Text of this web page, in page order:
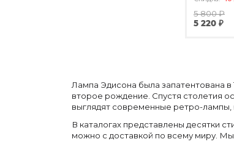
Мебель по назначению
Производство мебели на заказ Romatti
Корпусная мебель на заказ
Шкафы и гардеробные на заказ
5 800 ₽
5 220 ₽
Лампа Эдисона была запатентована
второе рождение. Спустя столетия
выглядят современные ретро-лампы,
В каталогах представлены десятки
можно с доставкой по всему миру.